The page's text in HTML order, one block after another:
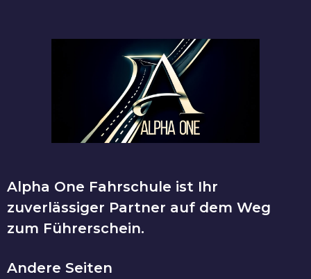
Alpha One Fahrschule ist Ihr
zuverlässiger Partner auf dem Weg
zum Führerschein.
Andere Seiten